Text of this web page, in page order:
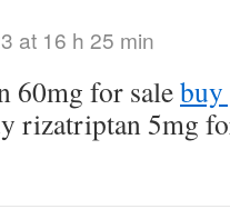
at 16 h 25 min
60mg for salebuy
rizatriptan 5mg